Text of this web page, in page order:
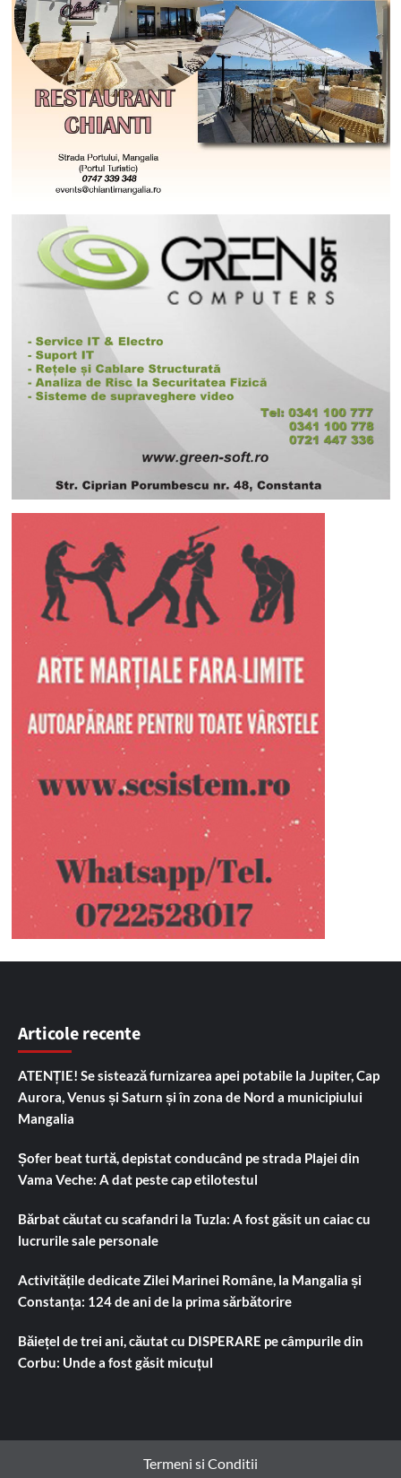
Articole recente
ATENȚIE! Se sistează furnizarea apei potabile la Jupiter, Cap
Aurora, Venus și Saturn și în zona de Nord a municipiului
Mangalia
Șofer beat turtă, depistat conducând pe strada Plajei din
Vama Veche: A dat peste cap etilotestul
Bărbat căutat cu scafandri la Tuzla: A fost găsit un caiac cu
lucrurile sale personale
Activitățile dedicate Zilei Marinei Române, la Mangalia și
Constanța: 124 de ani de la prima sărbătorire
Băiețel de trei ani, căutat cu DISPERARE pe câmpurile din
Corbu: Unde a fost găsit micuțul
Termeni si Conditii